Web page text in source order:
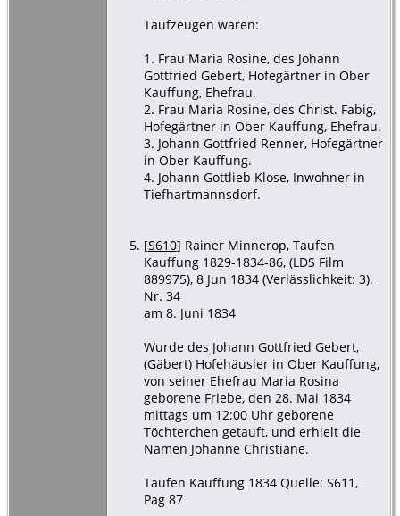
Taufzeugen waren:
1. Frau Maria Rosine, des Johann
Gottfried Gebert, Hofegärtner in Ober
Kauffung, Ehefrau.
2. Frau Maria Rosine, des Christ. Fabig,
Hofegärtner in Ober Kauffung, Ehefrau.
3. Johann Gottfried Renner, Hofegärtner
in Ober Kauffung.
4. Johann Gottlieb Klose, Inwohner in
Tiefhartmannsdorf.
[S610] Rainer Minnerop, Taufen
Kauffung 1829-1834-86, (LDS Film
889975), 8 Jun 1834 (Verlässlichkeit: 3).
Nr. 34
am 8. Juni 1834
Wurde des Johann Gottfried Gebert,
(Gäbert) Hofehäusler in Ober Kauffung,
von seiner Ehefrau Maria Rosina
geborene Friebe, den 28. Mai 1834
mittags um 12:00 Uhr geborene
Töchterchen getauft, und erhielt die
Namen Johanne Christiane.
Taufen Kauffung 1834 Quelle: S611,
Pag 87